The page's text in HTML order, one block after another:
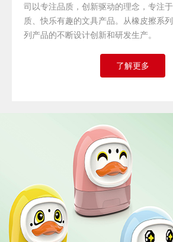
司以专注品质，创新驱动的理念，专注
质、快乐有趣的文具产品。从橡皮擦系
列产品的不断设计创新和研发生产。
了解更多